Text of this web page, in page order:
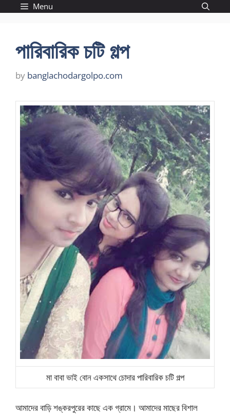
Menu
পারিবারিক চটি গল্প
by banglachodargolpo.com
মা বাবা ভাই বোন একসাথে চোদার পারিবারিক চটি গল্প
আমাদের বাড়ি শঙ্করপুরের কাছে এক গ্রামে। আমাদের মাছের বিশাল